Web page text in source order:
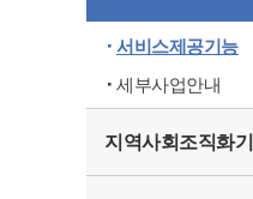
서비스제공기능
세부사업안내
지역사회조직화